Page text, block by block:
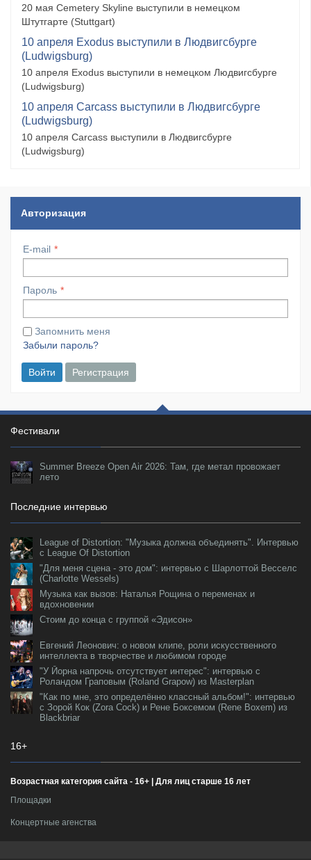
20 мая Cemetery Skyline выступили в немецком
Штутгарте (Stuttgart)
10 апреля Exodus выступили в Людвигсбурге
(Ludwigsburg)
10 апреля Exodus выступили в немецком Людвигсбурге
(Ludwigsburg)
10 апреля Carcass выступили в Людвигсбурге
(Ludwigsburg)
10 апреля Carcass выступили в Людвигсбурге
(Ludwigsburg)
Авторизация
E-mail
Пароль
Запомнить меня
Забыли пароль?
Войти Регистрация
Фестивали
Summer Breeze Open Air 2026: Там, где метал провожает
лето
Последние интервью
League of Distortion: "Музыка должна объединять". Интервью
с League Of Distortion
"Для меня сцена - это дом": интервью с Шарлоттой Весселс
(Charlotte Wessels)
Музыка как вызов: Наталья Рощина о переменах и
вдохновении
Стоим до конца с группой «Эдисон»
Евгений Леонович: о новом клипе, роли искусственного
интеллекта в творчестве и любимом городе
"У Йорна напрочь отсутствует интерес": интервью с
Роландом Граповым (Roland Grapow) из Masterplan
"Как по мне, это определённо классный альбом!": интервью
с Зорой Кок (Zora Cock) и Рене Боксемом (Rene Boxem) из
Blackbriar
16+
Возрастная категория сайта - 16+ | Для лиц старше 16 лет
Площадки
Концертные агенства